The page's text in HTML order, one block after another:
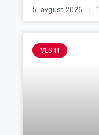
5. avgust 2026.
VESTI